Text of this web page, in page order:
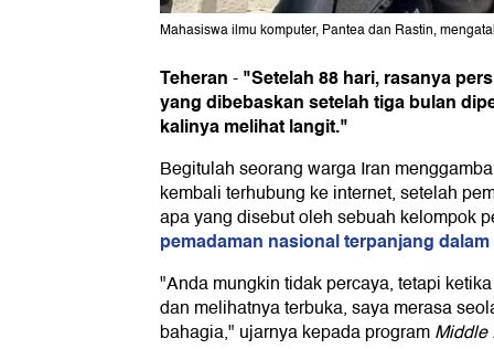
Mahasiswa ilmu komputer, Pantea dan Rastin,
Teheran-"Setelah 88 hari, rasanya
yang dibebaskan setelah tiga bulan
kalinya melihat langit."
Begitulah seorang warga Iran
kembali terhubung ke internet, setelah
apa yang disebut oleh sebuah kelompok
pemadaman nasional terpanjang
"Anda mungkin tidak percaya, tetapi
dan melihatnya terbuka, saya merasa
bahagia," ujarnya kepada programMiddle